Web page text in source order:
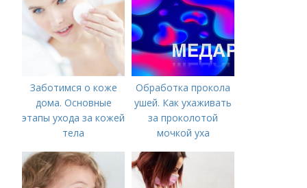
Заботимся о коже
дома. Основные
этапы ухода за кожей
тела
Обработка прокола
ушей. Как ухаживать
за проколотой
мочкой уха